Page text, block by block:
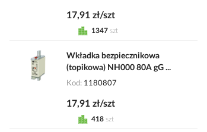
17,91 zł/szt
1347 szt
Wkładka bezpiecznikowa
(topikowa) NH000 80A gG ...
Kod 1180807
17,91 zł/szt
418 szt